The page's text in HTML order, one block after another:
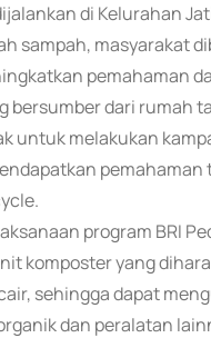
di Kelurahan
sampah, masyarakat
pemahaman
bersumber dari rumah
untuk melakukan
program BRI
komposter yang
sehingga dapat
dan peralatan